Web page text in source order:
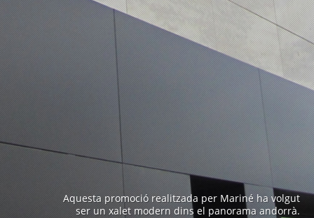
Aquesta promoció realitzada per Mariné ha volgut
ser un xalet modern dins el panorama andorrà.
Edifici emblemàtic a Andorra construït als anys 70 i
obra de un arquitecte prestigiós com es en Ricard
Bofill.